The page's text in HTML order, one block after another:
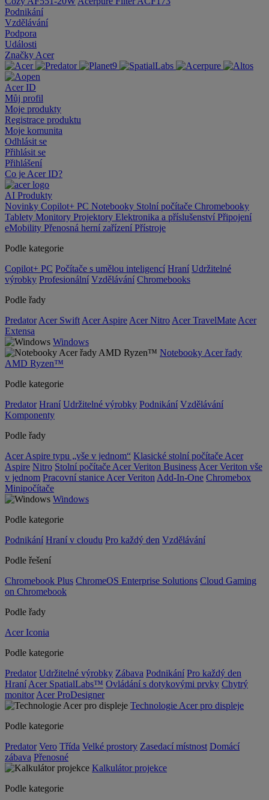
Podnikání
Vzdělávání
Podpora
Události
Značky Acer
Acer ID
Můj profil
Moje produkty
Registrace produktu
Moje komunita
Odhlásit se
Přihlásit se
Přihlášení
Co je Acer ID?
AI Produkty
Novinky Copilot+ PC Notebooky Stolní počítače Chromebooky
Tablety Monitory Projektory Elektronika a příslušenství Připojení
eMobility Přenosná herní zařízení Přístroje
Podle kategorie
Copilot+ PC Počítače s umělou inteligencí Hraní Udržitelné
výrobky Profesionální Vzdělávání Chromebooks
Podle řady
Predator Acer Swift Acer Aspire Acer Nitro Acer TravelMate Acer
Extensa
Windows
Notebooky Acer řady
AMD Ryzen™
Podle kategorie
Predator Hraní Udržitelné výrobky Podnikání Vzdělávání
Komponenty
Podle řady
Acer Aspire typu „vše v jednom“ Klasické stolní počítače Acer
Aspire Nitro Stolní počítače Acer Veriton Business Acer Veriton vše
v jednom Pracovní stanice Acer Veriton Add-In-One Chromebox
Minipočítače
Windows
Podle kategorie
Podnikání Hraní v cloudu Pro každý den Vzdělávání
Podle řešení
Chromebook Plus ChromeOS Enterprise Solutions Cloud Gaming
on Chromebook
Podle řady
Acer Iconia
Podle kategorie
Predator Udržitelné výrobky Zábava Podnikání Pro každý den
Hraní Acer SpatialLabs™ Ovládání s dotykovými prvky Chytrý
monitor Acer ProDesigner
Technologie Acer pro displeje
Podle kategorie
Predator Vero Třída Velké prostory Zasedací místnost Domácí
zábava Přenosné
Kalkulátor projekce
Podle kategorie